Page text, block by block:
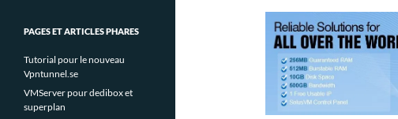
PAGES ET ARTICLES PHARES
Tutorial pour le nouveau
Vpntunnel.se
VMServer pour dedibox et
superplan